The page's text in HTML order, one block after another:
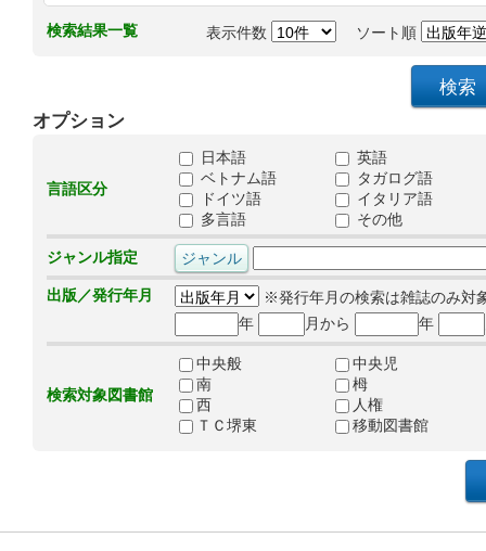
検索結果一覧 表示件数 ソート順
オプション
言語区分
日本語
英語
ベトナム語
タガログ語
ドイツ語
イタリア語
多言語
その他
ジャンル指定
出版／発行年月
※発行年月の検索は雑誌のみ対
年
月から 年
検索対象図書館
中央般
中央児
南
栂
西
人権
ＴＣ堺東
移動図書館